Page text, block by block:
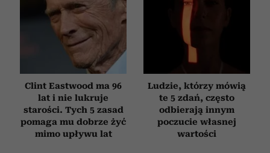
Clint Eastwood ma 96
lat i nie lukruje
starości. Tych 5 zasad
pomaga mu dobrze żyć
mimo upływu lat
Ludzie, którzy mówią
te 5 zdań, często
odbierają innym
poczucie własnej
wartości